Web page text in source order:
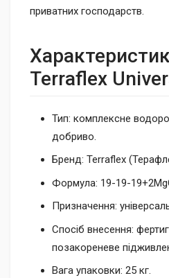
приватних господарств.
Terraflex
Тип: комплексне
добриво.
Бренд: Terraflex
Формула: 19-19-
Призначення:
Спосіб внесення:
позакореневе
Вага упаковки: 25 кг.